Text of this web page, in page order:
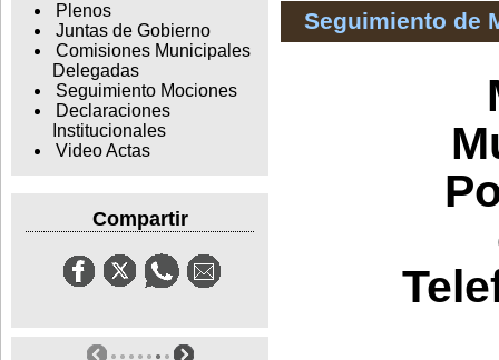
Plenos
Juntas de Gobierno
Comisiones Municipales
Delegadas
Seguimiento Mociones
Declaraciones
Institucionales
Video Actas
Compartir
Seguimiento de